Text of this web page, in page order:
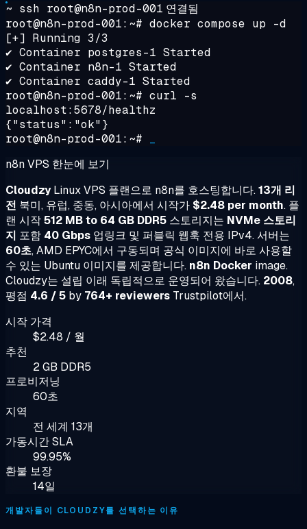
~ ssh root@n8n-prod-001 연결됨
root@n8n-prod-001:~# docker compose up -d
[+] Running 3/3
✔ Container postgres-1 Started
✔ Container n8n-1 Started
✔ Container caddy-1 Started
root@n8n-prod-001:~# curl -s
localhost:5678/healthz
{"status":"ok"}
root@n8n-prod-001:~#
n8n VPS 한눈에 보기
CloudzyLinux VPS 플랜으로 n8n를 호스팅합니다.13개 리
전 북미, 유럽, 중동, 아시아에서 시작가 $2.48 per month. 플
랜 시작512 MB to 64 GB DDR5 스토리지는 NVMe 스토리
지 포함 40 Gbps 업링크 및 퍼블릭 웹훅 전용 IPv4. 서버는
60초, AMD EPYC에서 구동되며 공식 이미지에 바로 사용할
수 있는 Ubuntu 이미지를 제공합니다. n8n Docker image.
Cloudzy는 설립 이래 독립적으로 운영되어 왔습니다. 2008,
평점 4.6 / 5 by 764+ reviewers Trustpilot에서.
시작 가격
$2.48 / 월
추천
2 GB DDR5
프로비저닝
60초
지역
전 세계 13개
가동시간 SLA
99.95%
환불 보장
14일
개발자들이 CLOUDZY를 선택하는 이유